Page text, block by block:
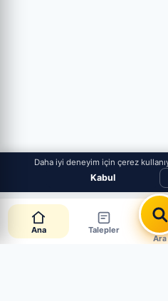
Ana
Talepler
Ara
Daha iyi deneyim için çerez
Kabul